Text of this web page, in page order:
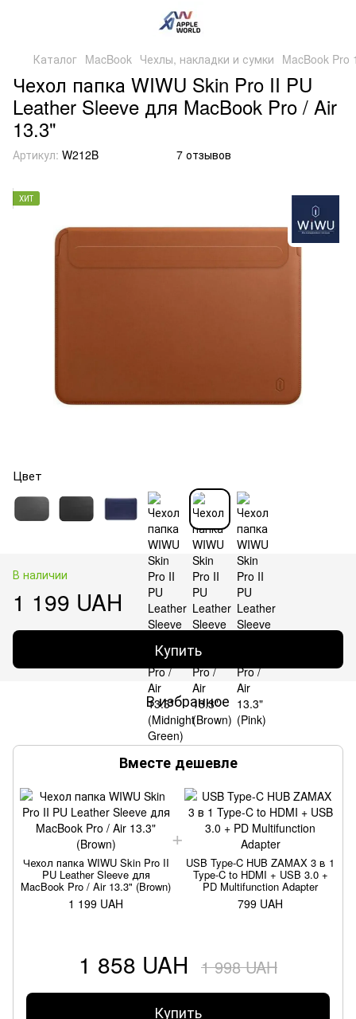
Каталог MacBook Чехлы, накладки и сумки MacBook Pro
Чехол папка WIWU Skin Pro II PU
Leather Sleeve для MacBook Pro / Air
13.3"
Артикул: W212B 7 отзывов
ХИТ
Цвет
В наличии
1 199 UAH
Купить
В избранное
Вместе дешевле
Чехол папка WIWU Skin Pro II
PU Leather Sleeve для
MacBook Pro / Air 13.3" (Brown)
1 199 UAH
USB Type-C HUB ZAMAX 3 в 1
Type-C to HDMI + USB 3.0 +
PD Multifunction Adapter
799 UAH
1 858 UAH 1 998 UAH
Купить